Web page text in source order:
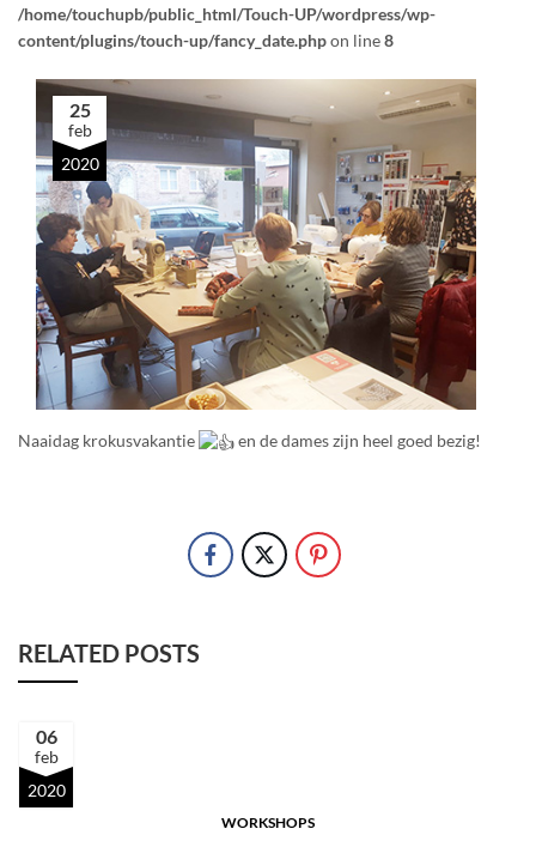
/home/touchupb/public_html/Touch-UP/wordpress/wp-
content/plugins/touch-up/fancy_date.phpon line8
25
feb
2020
Naaidag krokusvakantie en de dames zijn heel goed bezig!
RELATED POSTS
06
feb
2020
WORKSHOPS